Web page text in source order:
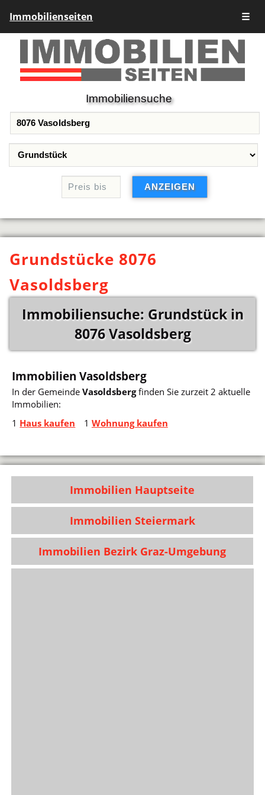
Immobilienseiten ☰
Immobiliensuche
Grundstücke 8076
Vasoldsberg
Immobiliensuche: Grundstück in
8076 Vasoldsberg
Immobilien Vasoldsberg
In der GemeindeVasoldsbergfinden Sie zurzeit 2 aktuelle
Immobilien:
1 Haus kaufen 1 Wohnung kaufen
Immobilien Hauptseite
Immobilien Steiermark
Immobilien Bezirk Graz-Umgebung